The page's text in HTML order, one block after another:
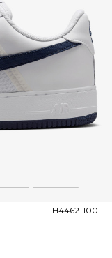
4 5
IH4462-100